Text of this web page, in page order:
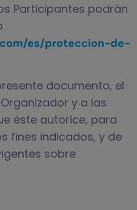
Participantes podrán
es/proteccion-de-
documento, el
y a las
éste autorice, para
fines indicados, y de
sobre